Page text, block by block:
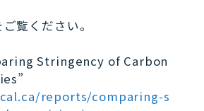
覧ください。
Stringency of Carbon
reports/comparing-s